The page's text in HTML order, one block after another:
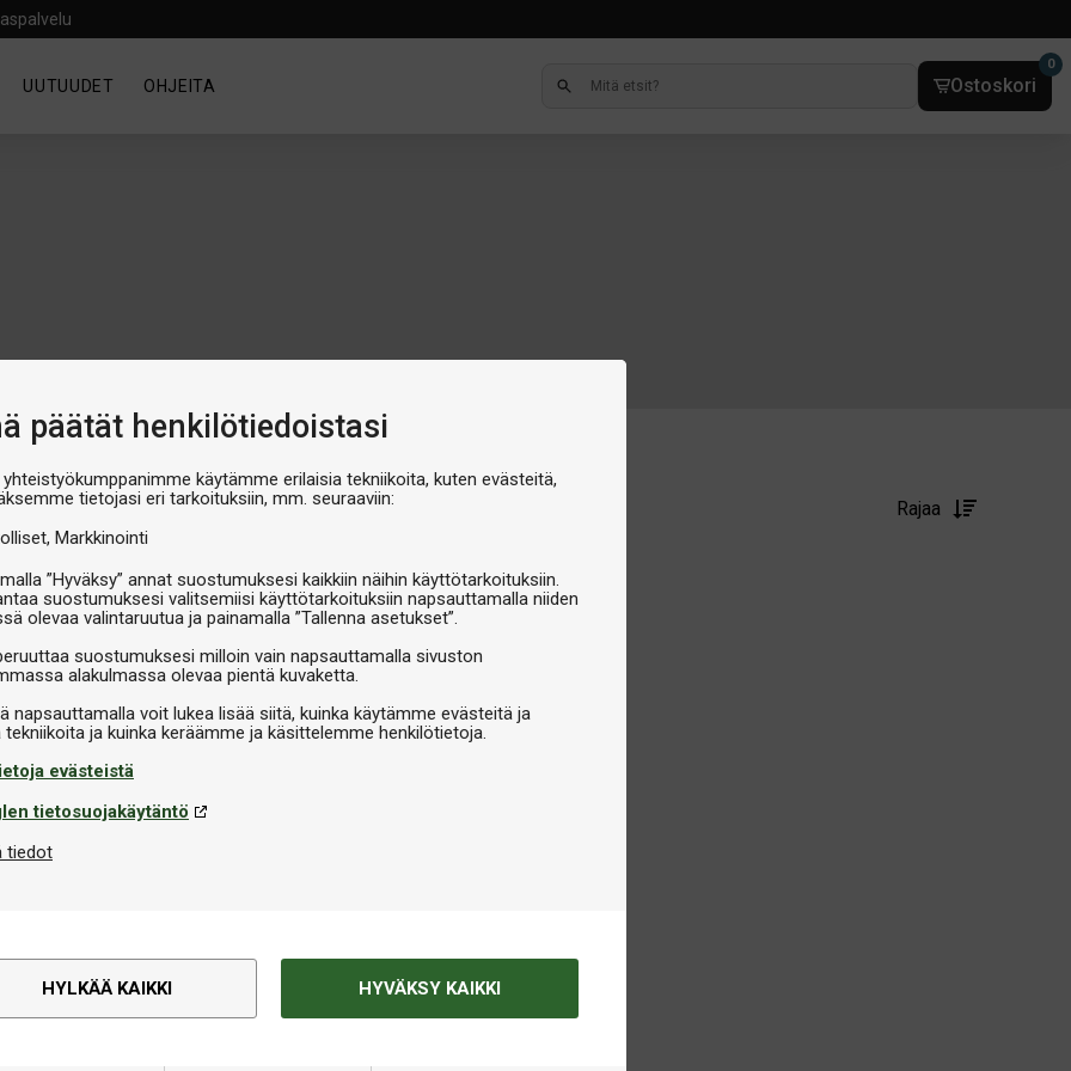
päätät henkilötiedoistasi
yhteistyökumppanimme käytämme erilaisia tekniikoita, kuten evästeitä,
tietojasi eri tarkoituksiin, mm. seuraaviin:
Markkinointi
”Hyväksy” annat suostumuksesi kaikkiin näihin käyttötarkoituksiin.
suostumuksesi valitsemiisi käyttötarkoituksiin napsauttamalla niiden
olevaa valintaruutua ja painamalla ”Tallenna asetukset”.
suostumuksesi milloin vain napsauttamalla sivuston
alakulmassa olevaa pientä kuvaketta.
napsauttamalla voit lukea lisää siitä, kuinka käytämme evästeitä ja
evästeistä
tietosuojakäytäntö
tiedot
HYLKÄÄ KAIKKI HYVÄKSY KAIKKI
UUTUUDET OHJEITA Ostoskori
0
Näytetään 1 - 1 of 1 Rajaa